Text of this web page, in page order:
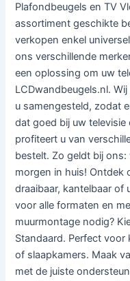
Plafondbeugels en TV
assortiment geschikte
verkopen enkel
ons verschillende
een oplossing om uw
LCDwandbeugels.nl.
u samengesteld, zodat
dat goed bij uw
profiteert u van
bestelt. Zo geldt bij
morgen in huis! Ontdek
draaibaar, kantelbaar of
voor alle formaten en
muurmontage nodig?
Standaard. Perfect
of slaapkamers. Maak
met de juiste